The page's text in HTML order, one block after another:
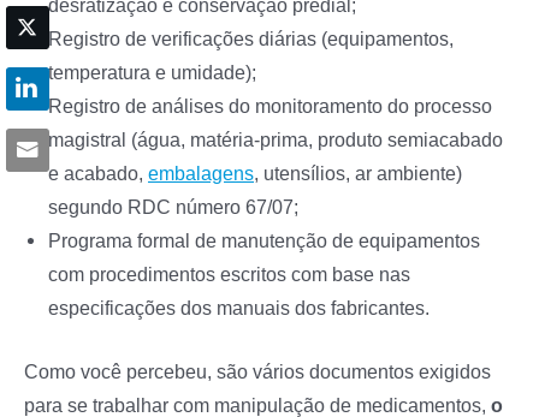
desratização e conservação predial;
Registro de verificações diárias (equipamentos,
temperatura e umidade);
Registro de análises do monitoramento do processo
magistral (água, matéria-prima, produto semiacabado
e acabado, embalagens, utensílios, ar ambiente)
segundo RDC número 67/07;
Programa formal de manutenção de equipamentos
com procedimentos escritos com base nas
especificações dos manuais dos fabricantes.
Como você percebeu, são vários documentos exigidos
para se trabalhar com manipulação de medicamentos, o